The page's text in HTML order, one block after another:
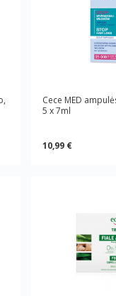
Cece MED
5 x 7ml
10,99 €